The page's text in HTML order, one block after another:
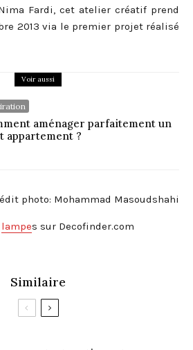
Fardi, cet atelier créatif prend
2013 via le premier projet réalisé
Voir aussi
aménager parfaitement un
appartement ?
photo: Mohammad Masoudshahi
lampes sur Decofinder.com
Similaire